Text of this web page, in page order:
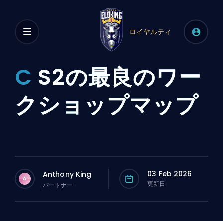
ロイヤルティ
C S2の最良のワー
クショップマップ
A Anthony King
パートナー
03 Feb 2026
更新日